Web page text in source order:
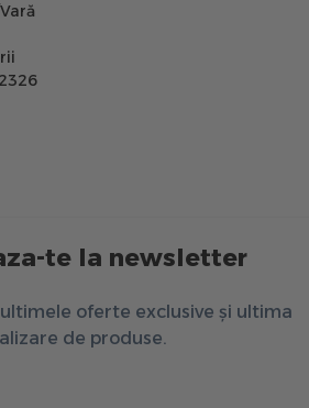
te la newsletter
oferte exclusive și ultima
de produse.